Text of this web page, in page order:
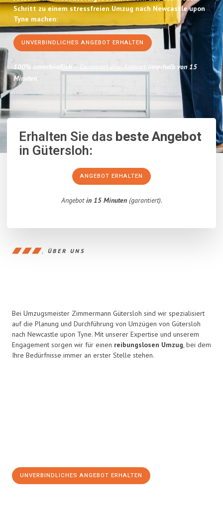
Schritt zu einem stressfreien Umzug nach Newcastle upon
Tyne machen:
UNVERBINDLICHES ANGEBOT ERHALTEN
100% unverbindlich – Garantiert eine Antwort
innerhalb von 15
Minuten.
Erhalten Sie dasbeste Angebot
in Gütersloh:
ANGEBOT ERHALTEN
Angebotin 15 Minuten(garantiert).
ÜBER UNS
Bei Umzugsmeister Zimmermann Gütersloh sind wir spezialisiert
auf die Planung und Durchführung von Umzügen von Gütersloh
nach Newcastle upon Tyne. Mit unserer Expertise und unserem
Engagement sorgen wir für einen reibungslosen Umzug, bei dem
Ihre Bedürfnisse immer an erster Stelle stehen.
UNVERBINDLICHES ANGEBOT ERHALTEN